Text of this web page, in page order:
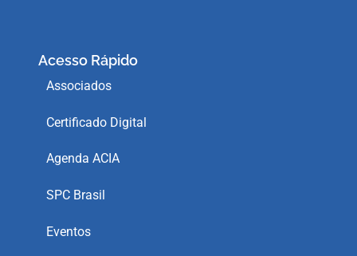
Acesso Rápido
Associados
Certificado Digital
Agenda ACIA
SPC Brasil
Eventos